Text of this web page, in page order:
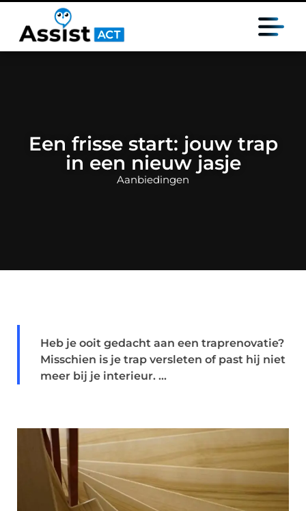
Een frisse start: jouw trap
in een nieuw jasje
Aanbiedingen
Heb je ooit gedacht aan een traprenovatie?
Misschien is je trap versleten of past hij niet
meer bij je interieur. ...